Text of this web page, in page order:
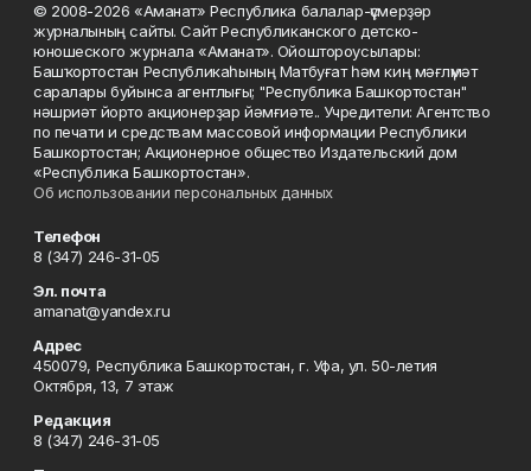
© 2008-2026 «Аманат» Республика балалар-үҫмерҙәр
журналының сайты. Сайт Республиканского детско-
юношеского журнала «Аманат». Ойоштороусылары:
Башҡортостан Республикаһының Матбуғат һәм киң мәғлүмәт
саралары буйынса агентлығы; "Республика Башкортостан"
нәшриәт йорто акционерҙар йәмғиәте.. Учредители: Агентство
по печати и средствам массовой информации Республики
Башкортостан; Акционерное общество Издательский дом
«Республика Башкортостан».
Об использовании персональных данных
Телефон
8 (347) 246-31-05
Эл. почта
amanat@yandex.ru
Адрес
450079, Республика Башкортостан, г. Уфа, ул. 50-летия
Октября, 13, 7 этаж
Редакция
8 (347) 246-31-05